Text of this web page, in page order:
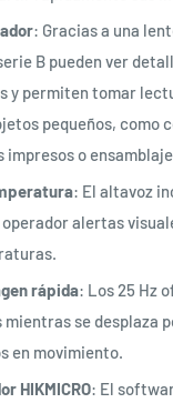
: Gracias a una
B pueden ver
y permiten tomar
pequeños, como
o
: El altavoz
alertas
rápida: Los 25 Hz
se desplaza
en movimiento.
HIKMICRO: El